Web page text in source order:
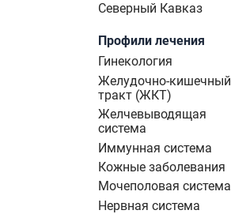
Северный Кавказ
Профили лечения
Гинекология
Желудочно-кишечный
тракт (ЖКТ)
Желчевыводящая
система
Иммунная система
Кожные заболевания
Мочеполовая система
Нервная система